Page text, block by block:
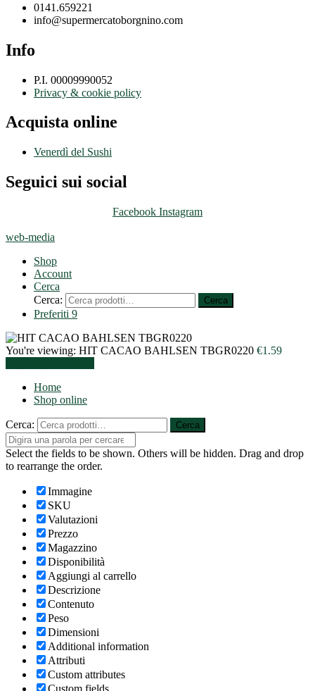
0141.659221
info@supermercatoborgnino.com
Info
P.I. 00009990052
Privacy & cookie policy
Acquista online
Venerdì del Sushi
Seguici sui social
Facebook Instagram
web-media
Shop
Account
Cerca
Cerca:
Cerca
Preferiti 9
You're viewing: HIT CACAO BAHLSEN TBGR0220 €1.59
Home
Shop online
Cerca: Cerca
Select the fields to be shown. Others will be hidden. Drag and drop
to rearrange the order.
Immagine
SKU
Valutazioni
Prezzo
Magazzino
Disponibilità
Aggiungi al carrello
Descrizione
Contenuto
Peso
Dimensioni
Additional information
Attributi
Custom attributes